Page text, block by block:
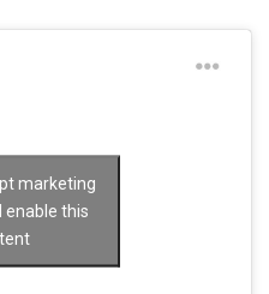
marketing
enable this